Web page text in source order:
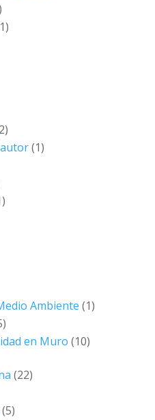
(1)
Ambiente (1)
en Muro (10)
(22)
(5)